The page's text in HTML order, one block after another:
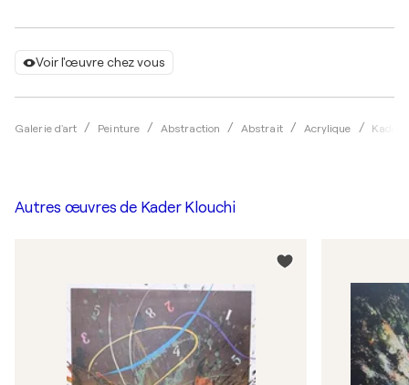
Voir l'œuvre chez vous
Galerie d'art Peinture Abstraction Abstrait Acrylique Kader
Autres œuvres de Kader Klouchi